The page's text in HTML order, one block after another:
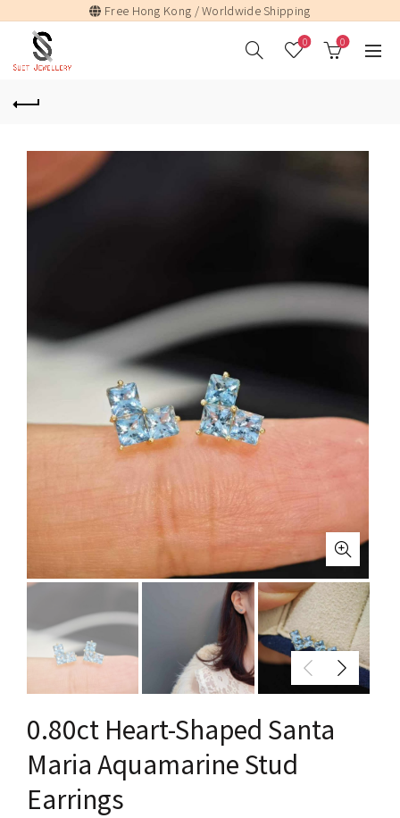
Free Hong Kong / Worldwide Shipping
0 0
0.80ct Heart-Shaped Santa
Maria Aquamarine Stud
Earrings